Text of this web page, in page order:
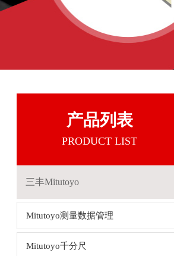
产品列表
PRODUCT LIST
三丰Mitutoyo
Mitutoyo测量数据管理
Mitutoyo千分尺